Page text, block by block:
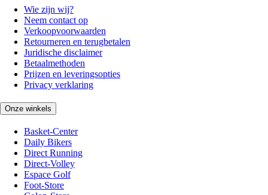
Wie zijn wij?
Neem contact op
Verkoopvoorwaarden
Retourneren en terugbetalen
Juridische disclaimer
Betaalmethoden
Prijzen en leveringsopties
Privacy verklaring
Onze winkels
Basket-Center
Daily Bikers
Direct Running
Direct-Volley
Espace Golf
Foot-Store